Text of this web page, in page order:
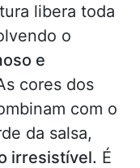
libera toda
o
e
cores dos
com o
da salsa,
irresistível. É